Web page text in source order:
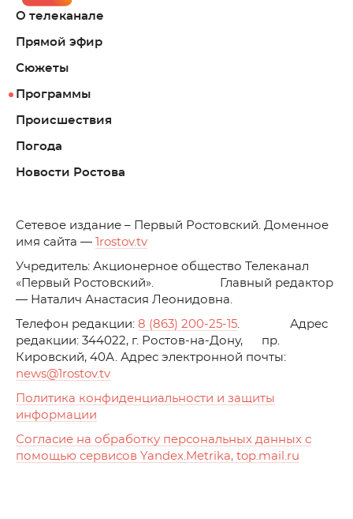
О телеканале
Прямой эфир
Сюжеты
Программы
Происшествия
Погода
Новости Ростова
Cетевое издание – Первый Ростовский. Доменное
имя сайта —
1rostov.tv
Учредитель: Акционерное общество Телеканал
«Первый Ростовский». Главный редактор
— Наталич Анастасия Леонидовна.
Телефон редакции: 8 (863) 200-25-15. Адрес
редакции: 344022, г. Ростов-на-Дону, пр.
Кировский, 40А. Адрес электронной почты:
news@1rostov.tv
Политика конфиденциальности и защиты
информации
Согласие на обработку персональных данных с
помощью сервисов Yandex.Metrika, top.mail.ru